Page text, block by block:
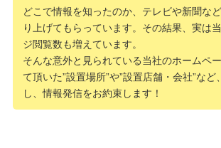
どこで情報を知ったのか、テレビや新聞な
り上げてもらっています。その結果、実は
ジ閲覧数も増えています。
そんな意外と見られている当社のホームペ
て頂いた”設置場所”や”設置店舗・会社”な
し、情報発信をお約束します！